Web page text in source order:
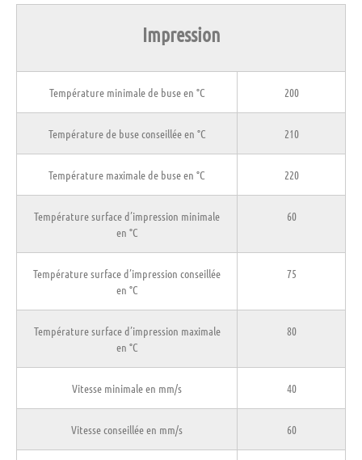
Impression
Température minimale de buse en °C 200
Température de buse conseillée en °C 210
Température maximale de buse en °C 220
Température surface d’impression minimale
en °C
60
Température surface d’impression conseillée
en °C
75
Température surface d’impression maximale
en °C
80
Vitesse minimale en mm/s 40
Vitesse conseillée en mm/s 60